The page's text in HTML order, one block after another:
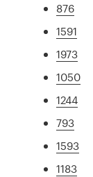
876
1591
1973
1050
1244
793
1593
1183